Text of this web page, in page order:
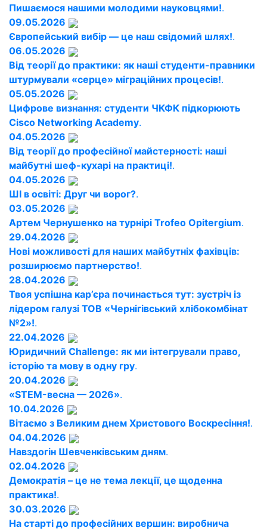
Пишаємося нашими молодими науковцями!.
09.05.2026
Європейський вибір — це наш свідомий шлях!.
06.05.2026
Від теорії до практики: як наші студенти-правники
штурмували «серце» міграційних процесів!.
05.05.2026
Цифрове визнання: студенти ЧКФК підкорюють
Cisco Networking Academy.
04.05.2026
Від теорії до професійної майстерності: наші
майбутні шеф-кухарі на практиці!.
04.05.2026
ШІ в освіті: Друг чи ворог?.
03.05.2026
Артем Чернушенко на турнірі Trofeo Opitergium.
29.04.2026
Нові можливості для наших майбутніх фахівців:
розширюємо партнерство!.
28.04.2026
Твоя успішна кар’єра починається тут: зустріч із
лідером галузі ТОВ «Чернігівський хлібокомбінат
№2»!.
22.04.2026
Юридичний Challenge: як ми інтегрували право,
історію та мову в одну гру.
20.04.2026
«STEM-весна — 2026».
10.04.2026
Вітаємо з Великим днем Христового Воскресіння!.
04.04.2026
Навздогін Шевченківським дням.
02.04.2026
Демократія – це не тема лекції, це щоденна
практика!.
30.03.2026
На старті до професійних вершин: виробнича